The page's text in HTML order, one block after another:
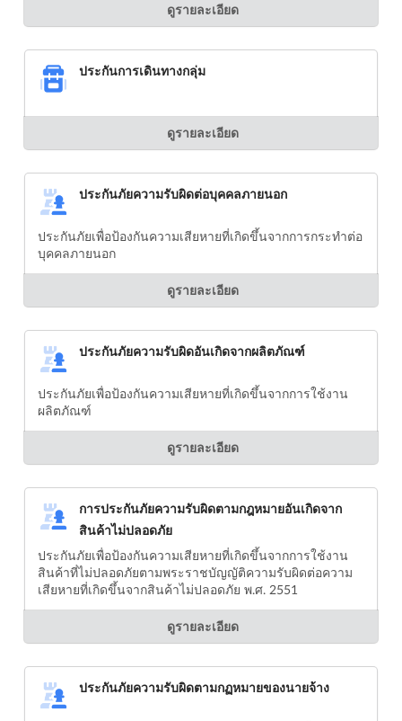
ดูรายละเอียด
ประกันการเดินทางกลุ่ม
ดูรายละเอียด
ประกันภัยความรับผิดต่อบุคคลภายนอก
ประกันภัยเพื่อป้องกันความเสียหายที่เกิดขึ้นจากการกระทำต่อ
บุคคลภายนอก
ดูรายละเอียด
ประกันภัยความรับผิดอันเกิดจากผลิตภัณฑ์
ประกันภัยเพื่อป้องกันความเสียหายที่เกิดขึ้นจากการใช้งาน
ผลิตภัณฑ์
ดูรายละเอียด
การประกันภัยความรับผิดตามกฎหมายอันเกิดจาก
สินค้าไม่ปลอดภัย
ประกันภัยเพื่อป้องกันความเสียหายที่เกิดขึ้นจากการใช้งาน
สินค้าที่ไม่ปลอดภัยตามพระราชบัญญัติความรับผิดต่อความ
เสียหายที่เกิดขึ้นจากสินค้าไม่ปลอดภัย พ.ศ. 2551
ดูรายละเอียด
ประกันภัยความรับผิดตามกฏหมายของนายจ้าง